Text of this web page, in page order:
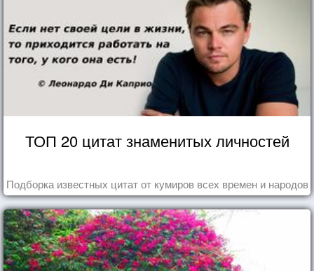
ТОП 20 цитат знаменитых личностей
Подборка известных цитат от кумиров всех времен и народов